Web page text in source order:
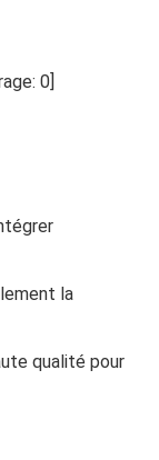
0]
la
qualité pour